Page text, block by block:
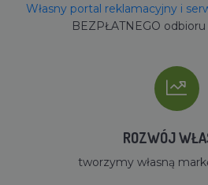
Własny portal reklamacyjny i
BEZPŁATNEGO
ROZWÓJ
tworzymy własną